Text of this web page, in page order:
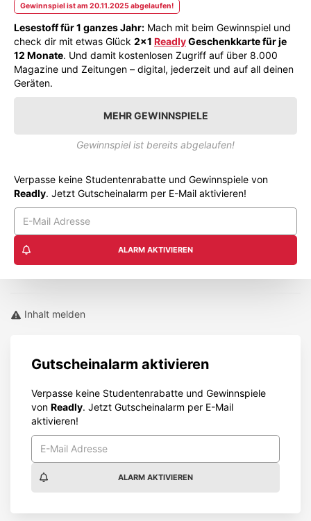
Gewinnspiel ist am 20.11.2025 abgelaufen!
Lesestoff für 1 ganzes Jahr: Mach mit beim Gewinnspiel und
check dir mit etwas Glück 2×1 ReadlyGeschenkkarte für je
12 Monate. Und damit kostenlosen Zugriff auf über 8.000
Magazine und Zeitungen – digital, jederzeit und auf all deinen
Geräten.
MEHR GEWINNSPIELE
Gewinnspiel ist bereits abgelaufen!
Verpasse keine Studentenrabatte und Gewinnspiele von
Readly. Jetzt Gutscheinalarm per E-Mail aktivieren!
ALARM AKTIVIEREN
Inhalt melden
Gutscheinalarm aktivieren
Verpasse keine Studentenrabatte und Gewinnspiele
von Readly. Jetzt Gutscheinalarm per E-Mail
aktivieren!
ALARM AKTIVIEREN